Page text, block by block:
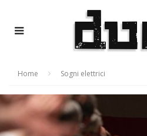
Home Sogni elettrici